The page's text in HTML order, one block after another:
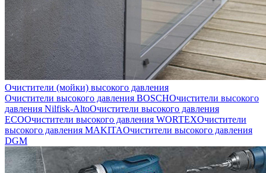
Очистители (мойки) высокого давления
Очистители высокого давления BOSCHОчистители высокого
давления Nilfisk-AltoОчистители высокого давления
ECOОчистители высокого давления WORTEXОчистители
высокого давления MAKITAОчистители высокого давления
DGM